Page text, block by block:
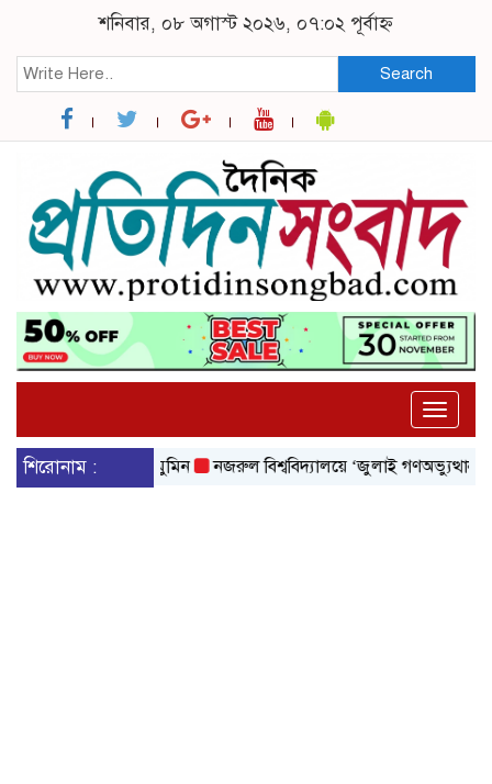
শনিবার, ০৮ অগাস্ট ২০২৬, ০৭:০২ পূর্বাহ্ন
Search
Toggle
শিরোনাম :
শিক্ষার্থী মুমিন নজরুল বিশ্ববিদ্যালয়ে ‘জুলাই গণঅভ্যুত্থান দিবস-